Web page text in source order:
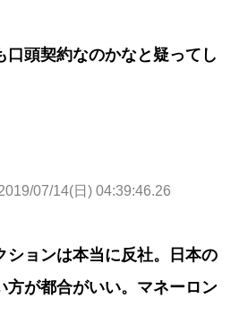
口頭契約なのかなと疑ってし
07/14(日) 04:39:46.26
ションは本当に反社。日本の
方が都合がいい。マネーロン